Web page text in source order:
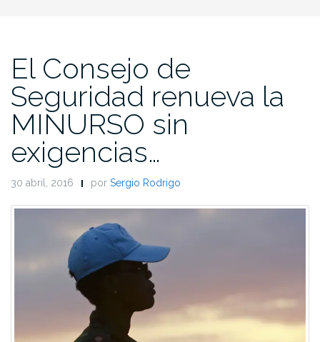
El Consejo de
Seguridad renueva la
MINURSO sin
exigencias…
30 abril, 2016 por Sergio Rodrigo